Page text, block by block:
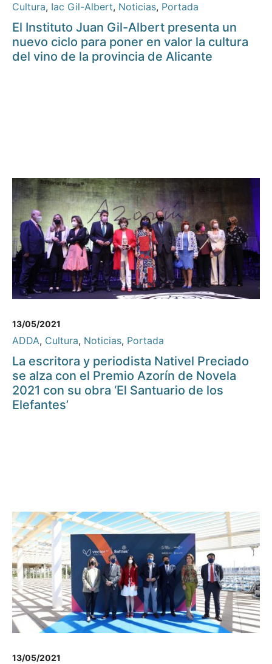
Cultura, Iac Gil-Albert, Noticias, Portada
El Instituto Juan Gil-Albert presenta un
nuevo ciclo para poner en valor la cultura
del vino de la provincia de Alicante
13/05/2021
ADDA, Cultura, Noticias, Portada
La escritora y periodista Nativel Preciado
se alza con el Premio Azorín de Novela
2021 con su obra ‘El Santuario de los
Elefantes’
13/05/2021